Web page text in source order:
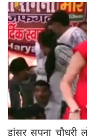
डांसर सपना चौधरी